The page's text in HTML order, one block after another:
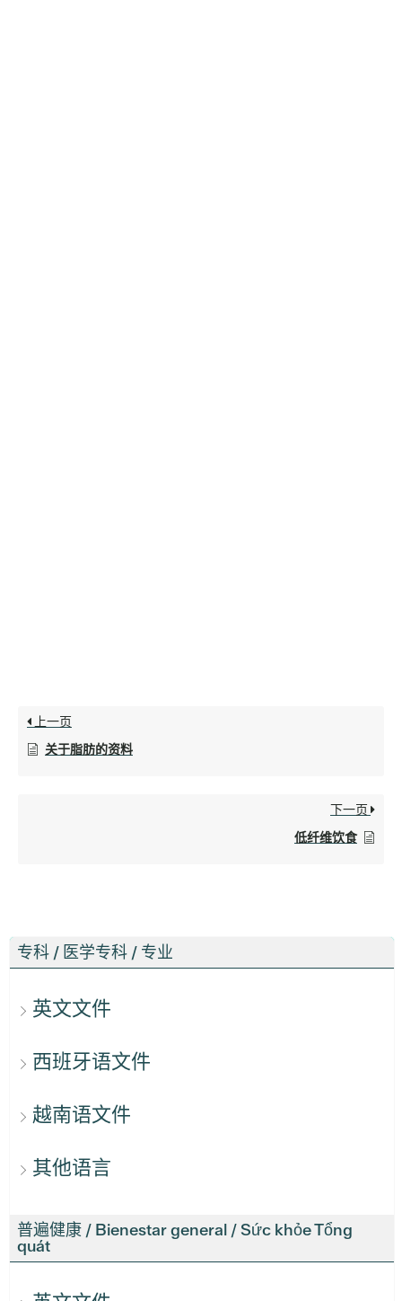
专科 / 医学专科 / 专业
英文文件
西班牙语文件
越南语文件
其他语言
普遍健康 / Bienestar general / Sức khỏe Tổng
quát
上一页
关于脂肪的资料
下一页
低纤维饮食